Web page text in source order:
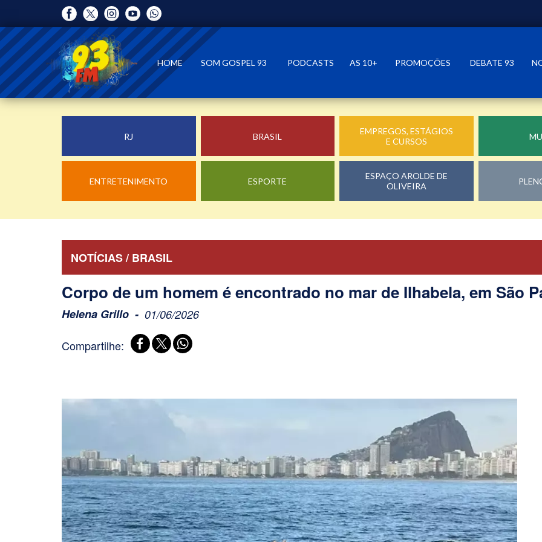
HOME SOM GOSPEL 93 PODCASTS AS 10+ PROMOÇÕES DEBATE 93
RJ BRASIL
EMPREGOS, ESTÁGIOS
E CURSOS
ENTRETENIMENTO ESPORTE
ESPAÇO AROLDE DE
OLIVEIRA
NOTÍCIAS / BRASIL
Corpo de um homem é encontrado no mar de Ilhabela, em São
Helena Grillo 01/06/2026
Compartilhe: